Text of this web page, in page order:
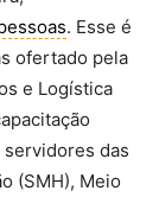
. Esse é
ofertado pela
e Logística
servidores das
(SMH), Meio